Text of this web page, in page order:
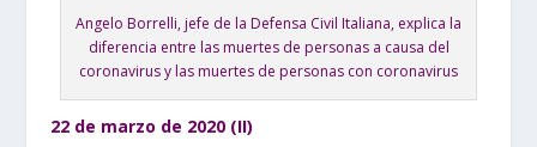
Angelo Borrelli, jefe de la Defensa Civil Italiana, explica la
diferencia entre las muertes de personas a causa del
coronavirus y las muertes de personas con coronavirus
22 de marzo de 2020 (II)